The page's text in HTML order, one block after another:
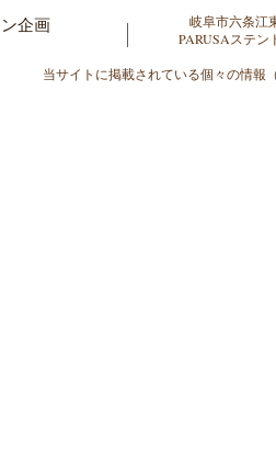
企画
岐阜市六条江
​PARUSAステン
当サイトに掲載されている個々の情報